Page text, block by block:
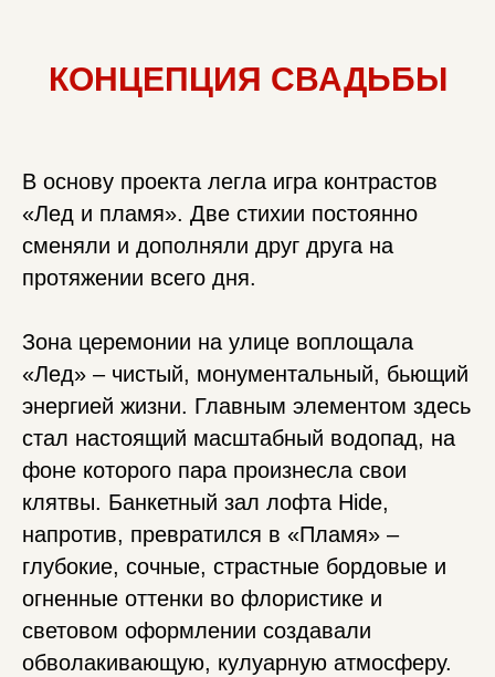
КОНЦЕПЦИЯ СВАДЬБЫ
В основу проекта легла игра контрастов
«Лед и пламя». Две стихии постоянно
сменяли и дополняли друг друга на
протяжении всего дня.
Зона церемонии на улице воплощала
«Лед» – чистый, монументальный, бьющий
энергией жизни. Главным элементом здесь
стал настоящий масштабный водопад, на
фоне которого пара произнесла свои
клятвы. Банкетный зал лофта Hide,
напротив, превратился в «Пламя» –
глубокие, сочные, страстные бордовые и
огненные оттенки во флористике и
световом оформлении создавали
обволакивающую, кулуарную атмосферу.